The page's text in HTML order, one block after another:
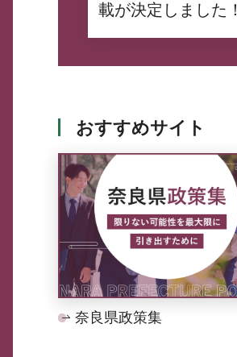
載が決定しました！
おすすめサイト
奈良県政策集